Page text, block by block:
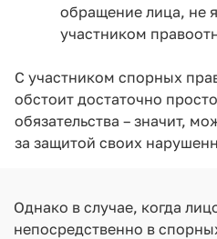
обращение лица, не
участником
С участником спорных
обстоит достаточно
обязательства – значит,
за защитой своих
Однако в случае, когда
непосредственно в